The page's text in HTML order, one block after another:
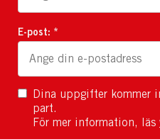
E-post: *
Dina uppgifter kommer
part.
För mer information, läs